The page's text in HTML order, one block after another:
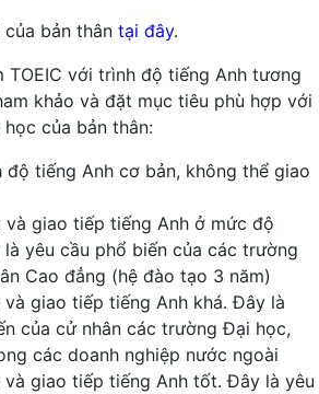
bản thân tại đây.
TOEIC với trình độ tiếng Anh tương
khảo và đặt mục tiêu phù hợp với
của bản thân:
độ tiếng Anh cơ bản, không thể giao
và giao tiếp tiếng Anh ở mức độ
yêu cầu phổ biến của các trường
Cao đẳng (hệ đào tạo 3 năm)
và giao tiếp tiếng Anh khá. Đây là
của cử nhân các trường Đại học,
các doanh nghiệp nước ngoài
và giao tiếp tiếng Anh tốt. Đây là yêu